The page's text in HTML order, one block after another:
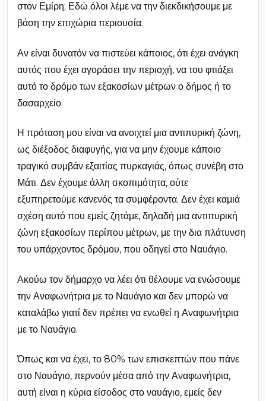
στον Εμίρη; Εδώ όλοι λέμε να την διεκδικήσουμε με
βάση την επιχώρια περιουσία.
Αν είναι δυνατόν να πιστεύει κάποιος, ότι έχει ανάγκη
αυτός που έχει αγοράσει την περιοχή, να του φτιάξει
αυτό το δρόμο των εξακοσίων μέτρων ο δήμος ή το
δασαρχείο.
Η πρόταση μου είναι να ανοιχτεί μια αντιπυρική ζώνη,
ως διέξοδος διαφυγής, για να μην έχουμε κάποιο
τραγικό συμβάν εξαιτίας πυρκαγιάς, όπως συνέβη στο
Μάτι. Δεν έχουμε άλλη σκοπιμότητα, ούτε
εξυπηρετούμε κανενός τα συμφέροντα. Δεν έχει καμιά
σχέση αυτό που εμείς ζητάμε, δηλαδή μια αντιπυρική
ζώνη εξακοσίων περίπου μέτρων, με την δια πλάτυνση
του υπάρχοντος δρόμου, που οδηγεί στο Ναυάγιο.
Ακούω τον δήμαρχο να λέει ότι θέλουμε να ενώσουμε
την Αναφωνήτρια με το Ναυάγιο και δεν μπορώ να
καταλάβω γιατί δεν πρέπει να ενωθεί η Αναφωνήτρια
με το Ναυάγιο.
Όπως και να έχει, το 80% των επισκεπτών που πάνε
στο Ναυάγιο, περνούν μέσα από την Αναφωνήτρια,
αυτή είναι η κύρια είσοδος στο ναυάγιο, εμείς δεν